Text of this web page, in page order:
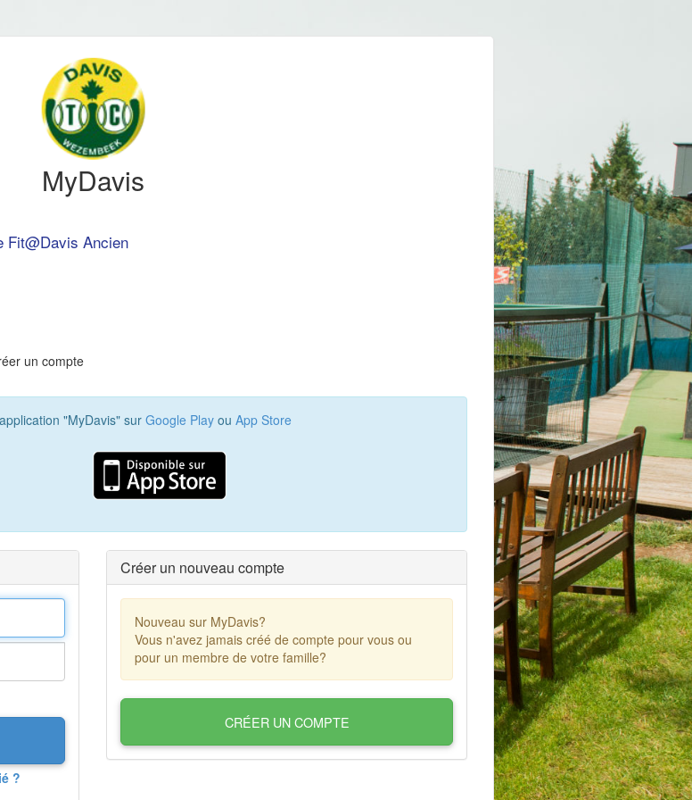
MyDavis
Fit@Davis Ancien
un compte
"MyDavis" sur Google Playou App Store
?
Créer un nouveau compte
Nouveau sur MyDavis?
Vous n'avez jamais créé de compte pour vous ou
pour un membre de votre famille?
CRÉER UN COMPTE